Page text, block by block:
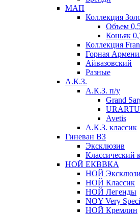
МАП
Коллекция
Объем
Коньяк
Коллекция
Горная
Айвазовский
Разные
А.К.З.
А.К.З. п/у
Grand
URARTU
Avetis
А.К.З. классик
Гиневан ВЗ
Эксклюзив
Классический
НОЙ ЕКВВКА
НОЙ
НОЙ Классик
НОЙ Легенды
NOY Very
НОЙ Кремлин